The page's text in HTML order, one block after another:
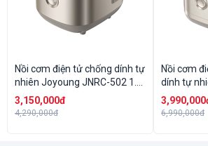
Nồi cơm điện tử chống dính tự
nhiên Joyoung JNRC-502 1.8
lít
3,150,000đ
4,290,000đ
Nồi cơm
dính tự
401
6,990,000đ